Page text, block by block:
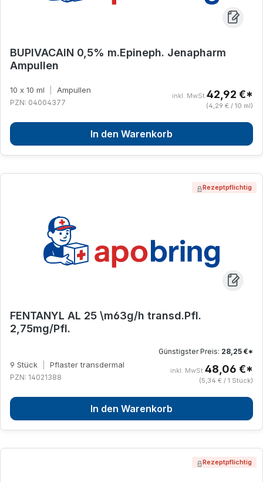
BUPIVACAIN 0,5% m.Epineph. Jenapharm
Ampullen
10 x 10 ml Ampullen
PZN: 04004377
inkl. MwSt.42,92 €*
(4,29 € / 10 ml)
In den Warenkorb
Rezeptpflichtig
FENTANYL AL 25 \m63g/h transd.Pfl.
2,75mg/Pfl.
9 Stück Pflaster transdermal
PZN: 14021388
Günstigster Preis: 28,25 €*
inkl. MwSt.48,06 €*
(5,34 € / 1 Stück)
In den Warenkorb
Rezeptpflichtig